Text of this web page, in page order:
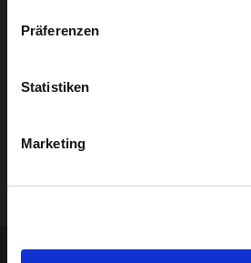
Präferenzen
Statistiken
Marketing
Erwerbstätige; 11 Euro für
Arbeitssuchende.
Tageskasse: 16 Euro für
Senioren; 8 Euro für Inhaber einer
Schüler, Studenten und